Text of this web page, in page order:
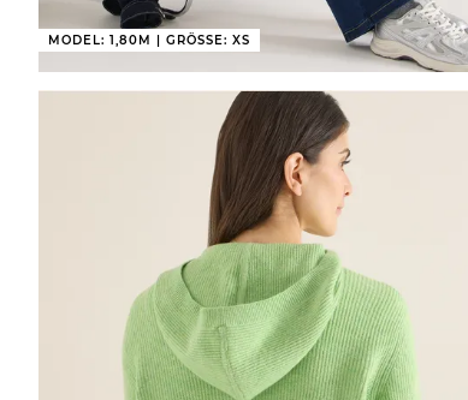
MODEL: 1,80M | GRÖSSE: XS